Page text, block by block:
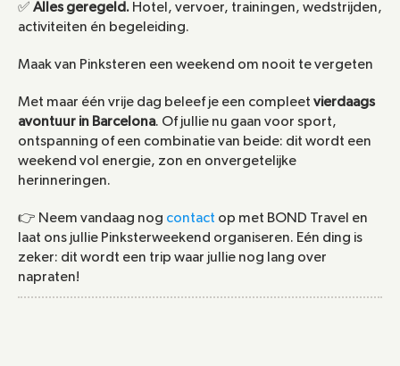
✅ Alles geregeld. Hotel, vervoer, trainingen, wedstrijden,
activiteiten én begeleiding.
Maak van Pinksteren een weekend om nooit te vergeten
Met maar één vrije dag beleef je een compleet vierdaags
avontuur in Barcelona. Of jullie nu gaan voor sport,
ontspanning of een combinatie van beide: dit wordt een
weekend vol energie, zon en onvergetelijke
herinneringen.
👉 Neem vandaag nog contact op met BOND Travel en
laat ons jullie Pinksterweekend organiseren. Eén ding is
zeker: dit wordt een trip waar jullie nog lang over
napraten!